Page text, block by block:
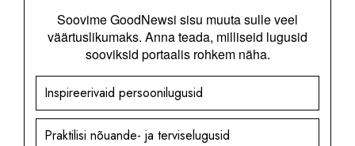
Soovime GoodNewsi sisu muuta sulle veel
väärtuslikumaks. Anna teada, milliseid lugusid
sooviksid portaalis rohkem näha.
Inspireerivaid persoonilugusid
Praktilisi nõuande- ja terviselugusid